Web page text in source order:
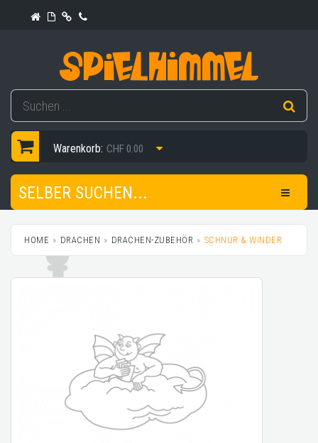
Warenkorb: CHF 0.00
SELBER SUCHEN...
HOME DRACHEN DRACHEN-ZUBEHÖR SCHNUR & WINDER